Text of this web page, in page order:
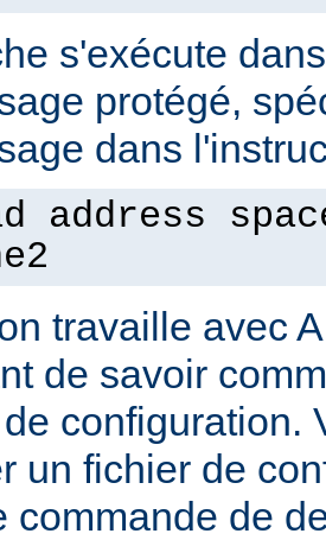
s'exécute
protégé,
dans
address
travaille avec
de savoir
configuration.
un fichier de
commande de